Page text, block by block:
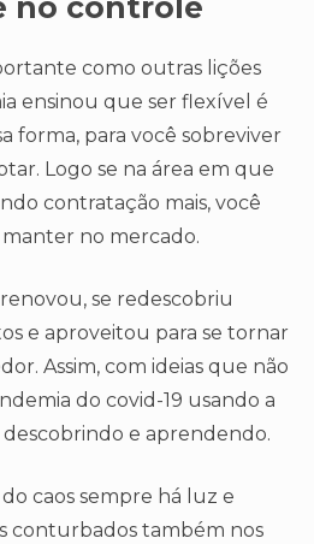
no controle
como outras lições
ensinou que ser flexível é
forma, para você sobreviver
Logo se na área em que
contratação mais, você
no mercado.
se redescobriu
e aproveitou para se tornar
Assim, com ideias que não
do covid-19 usando a
e aprendendo.
caos sempre há luz e
conturbados também nos